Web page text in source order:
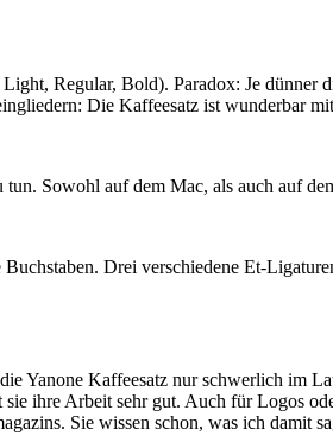
Regular, Bold). Paradox: Je
Die Kaffeesatz ist wunderbar
Sowohl auf dem Mac, als auch auf
Drei verschiedene Et-
Yanone Kaffeesatz nur schwerlich im
ihre Arbeit sehr gut. Auch für Logos
Sie wissen schon, was ich damit